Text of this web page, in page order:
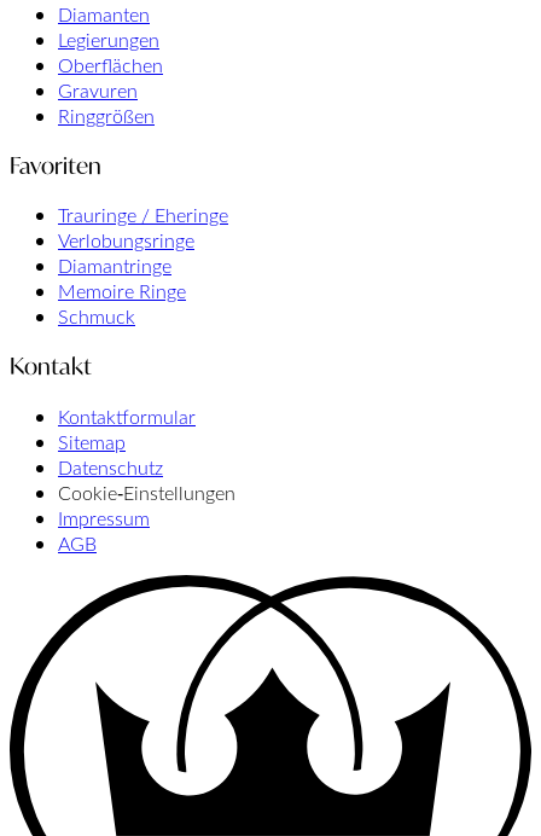
Diamanten
Legierungen
Oberflächen
Gravuren
Ringgrößen
Favoriten
Trauringe / Eheringe
Verlobungsringe
Diamantringe
Memoire Ringe
Schmuck
Kontakt
Kontaktformular
Sitemap
Datenschutz
Cookie‑Einstellungen
Impressum
AGB